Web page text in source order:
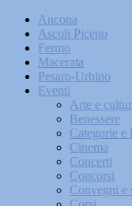
Ancona
Ascoli Piceno
Fermo
Macerata
Pesaro-Urbino
Eventi
Arte e
Benessere
Categorie e
Cinema
Concerti
Concorsi
Convegni e